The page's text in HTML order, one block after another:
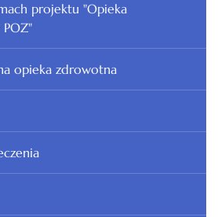
projektu "Opieka
opieka zdrowotna